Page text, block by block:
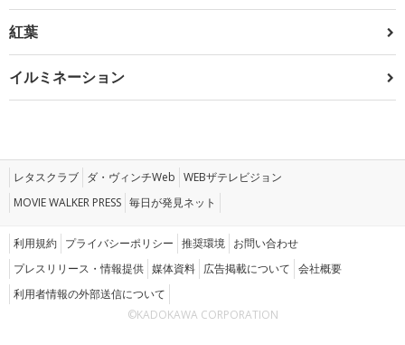
紅葉
イルミネーション
レタスクラブ ダ・ヴィンチWeb WEBザテレビジョン
MOVIE WALKER PRESS 毎日が発見ネット
利用規約 プライバシーポリシー 推奨環境 お問い合わせ
プレスリリース・情報提供 媒体資料 広告掲載について 会社概要
利用者情報の外部送信について
©KADOKAWA CORPORATION